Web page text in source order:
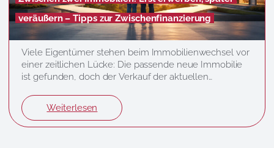
veräußern – Tipps zur Zwischenfinanzierung
Viele Eigentümer stehen beim Immobilienwechsel vor
einer zeitlichen Lücke: Die passende neue Immobilie
ist gefunden, doch der Verkauf der aktuellen
Zwischenfinanzierung helfen, um den Kauf der neuen
Immobilie bereits zu realisieren, ohne auf den
Verkaufserlös warten zu müssen. Gleichzeitig erfordert
Weiterlesen